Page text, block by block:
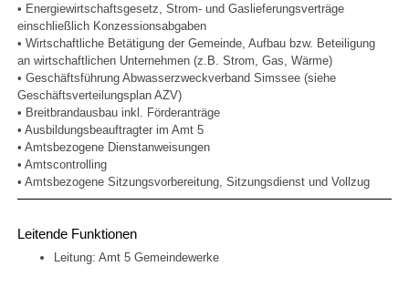
• Energiewirtschaftsgesetz, Strom- und Gaslieferungsverträge
einschließlich Konzessionsabgaben
• Wirtschaftliche Betätigung der Gemeinde, Aufbau bzw. Beteiligung
an wirtschaftlichen Unternehmen (z.B. Strom, Gas, Wärme)
• Geschäftsführung Abwasserzweckverband Simssee (siehe
Geschäftsverteilungsplan AZV)
• Breitbrandausbau inkl. Förderanträge
• Ausbildungsbeauftragter im Amt 5
• Amtsbezogene Dienstanweisungen
• Amtscontrolling
• Amtsbezogene Sitzungsvorbereitung, Sitzungsdienst und Vollzug
Leitende Funktionen
Leitung: Amt 5 Gemeindewerke